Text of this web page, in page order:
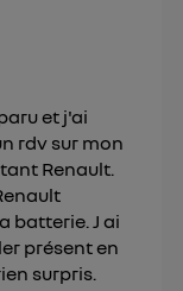
et j'ai
rdv sur mon
Renault.
batterie. J ai
présent en
surpris.